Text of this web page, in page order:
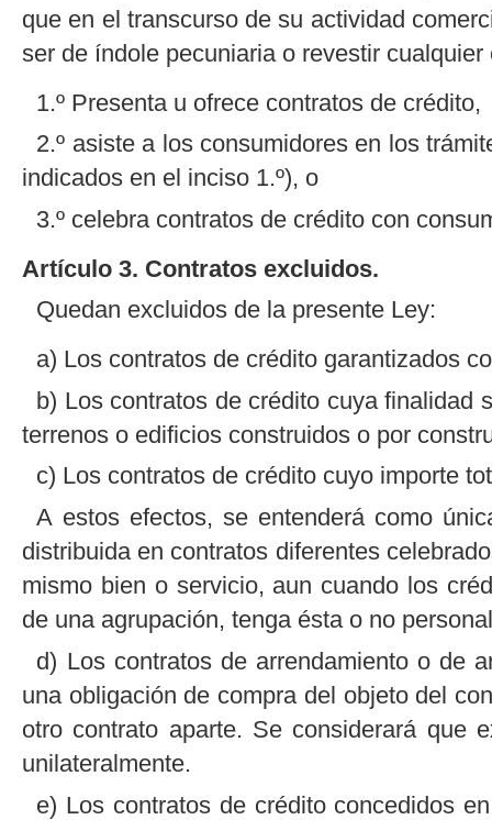
que en el transcurso de su actividad
ser de índole pecuniaria o revestir
1.º Presenta u ofrece contratos de crédito,
2.º asiste a los consumidores en los
indicados en el inciso 1.º), o
3.º celebra contratos de crédito con
Artículo 3. Contratos excluidos.
Quedan excluidos de la presente Ley:
a) Los contratos de crédito garantizados
b) Los contratos de crédito cuya finalidad
terrenos o edificios construidos o por
c) Los contratos de crédito cuyo importe
A estos efectos, se entenderá como
distribuida en contratos diferentes
mismo bien o servicio, aun cuando los
de una agrupación, tenga ésta o no
d) Los contratos de arrendamiento o de
una obligación de compra del objeto del
otro contrato aparte. Se considerará que
unilateralmente.
e) Los contratos de crédito concedidos